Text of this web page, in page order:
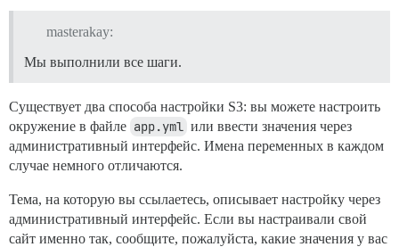
masterakay:
Мы выполнили все шаги.
Существует два способа настройки S3: вы можете настроить
окружение в файле app.yml или ввести значения через
административный интерфейс. Имена переменных в каждом
случае немного отличаются.
Тема, на которую вы ссылаетесь, описывает настройку через
административный интерфейс. Если вы настраивали свой
сайт именно так, сообщите, пожалуйста, какие значения у вас